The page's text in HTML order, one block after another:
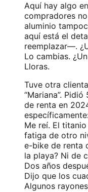
Aquí hay algo
compradores
aluminio
aquí está el
reemplazar—.
Lo cambias.
Lloras.
Tuve otra
“Mariana”.
de renta en
Me reí. El
fatiga de otro
e-bike de renta
la playa? Ni de
Dos años
Dijo que los
Algunos